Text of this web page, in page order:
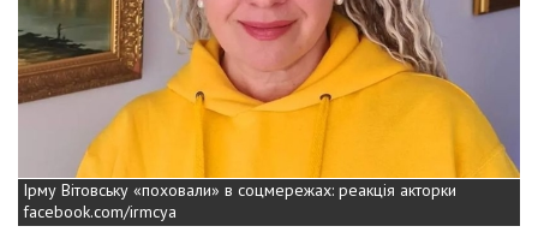
Ірму Вітовську «поховали» в соцмережах: реакція акторки
facebook.com/irmcya